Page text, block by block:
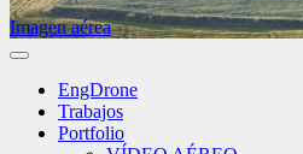
Imagen aérea
EngDrone
Trabajos
Portfolio